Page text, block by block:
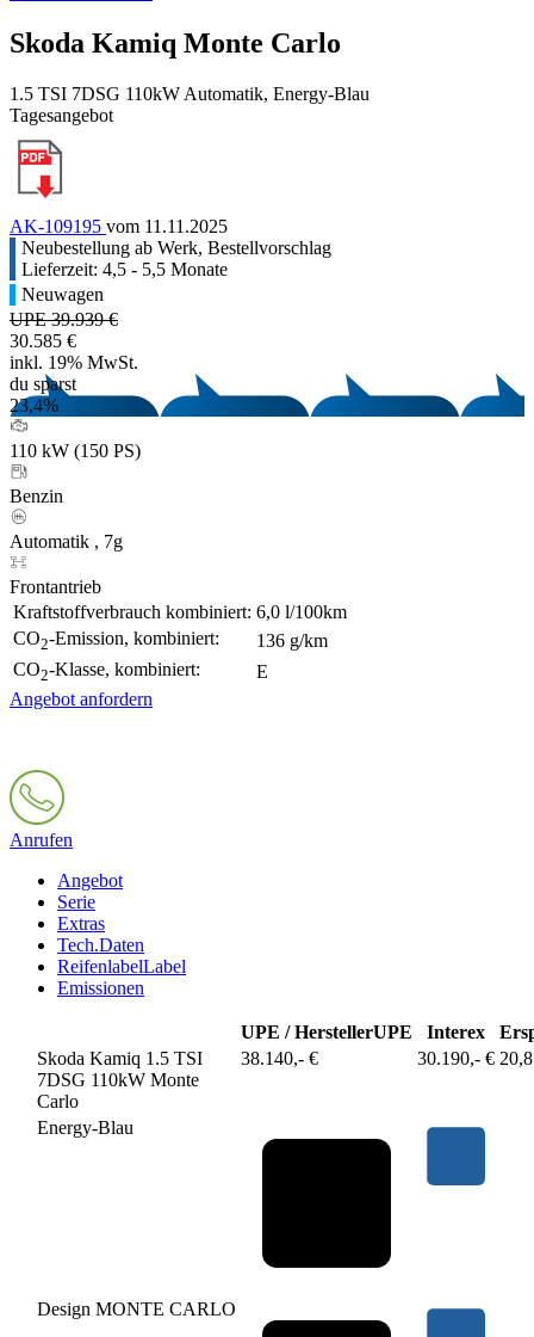
Skoda Kamiq Monte Carlo
1.5 TSI 7DSG 110kW Automatik, Energy-Blau
Tagesangebot
AK-109195 vom 11.11.2025
Neubestellung ab Werk, Bestellvorschlag
Lieferzeit: 4,5 - 5,5 Monate
Neuwagen
UPE 39.939 €
30.585 €
inkl. 19% MwSt.
du sparst
23,4%
110 kW (150 PS)
Benzin
Automatik , 7g
Frontantrieb
Kraftstoffverbrauch kombiniert: 6,0 l/100km
CO2-Emission, kombiniert:
136 g/km
CO2-Klasse, kombiniert:
E
Angebot anfordern
Anrufen
Angebot
Serie
Extras
Tech.Daten
ReifenlabelLabel
Emissionen
UPE / HerstellerUPE Interex
Skoda Kamiq 1.5 TSI
7DSG 110kW Monte
Carlo
38.140,- € 30.190,- €
Energy-Blau
Design MONTE CARLO